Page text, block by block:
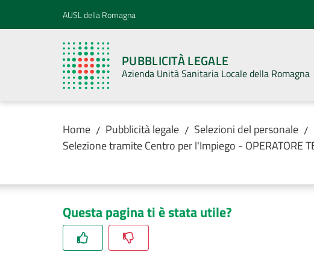
Vai al contenuto
Vai alla navigazioneAUSL della Romagna
PUBBLICITÀ LEGALE
Azienda Unità Sanitaria Locale della Romagna
Home / Pubblicità legale / Selezioni del personale /
Selezione tramite Centro per l'Impiego - OPERATORE
Questa pagina ti è stata utile?